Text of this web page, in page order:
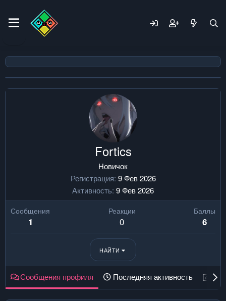
Fortics
Новичок
Регистрация 9 Фев 2026
Активность 9 Фев 2026
Сообщения
1
Реакции
0
Баллы
6
НАЙТИ
Сообщения профиля Последняя активность